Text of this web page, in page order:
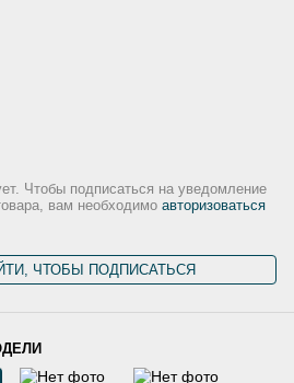
Чтобы подписаться на уведомление
вам необходимо авторизоваться
ЧТОБЫ ПОДПИСАТЬСЯ